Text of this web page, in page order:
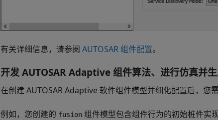
有关详细信息，请参阅 AUTOSAR 组件配置。
开发 AUTOSAR Adaptive 组件算法、进行仿真并
在创建 AUTOSAR Adaptive 软件组件模型并细化配置后，您
例如，您创建的 fusion 组件模型包含组件行为的初始桩件实现